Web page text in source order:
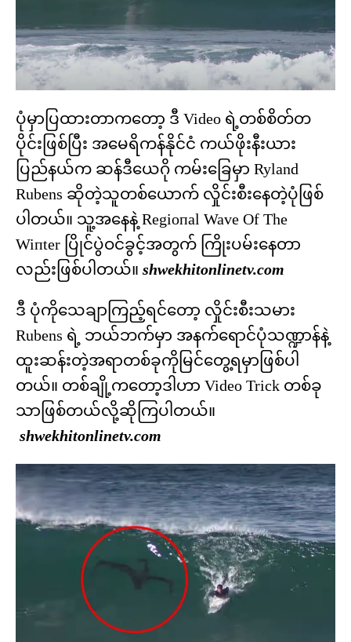
ပုံမှာပြထားတာကတော့ ဒီ Video ရဲ့တစ်စိတ်တ
ပိုင်းဖြစ်ပြီး အမေရိကန်နိုင်ငံ ကယ်ဖိုးနီးယား
ပြည်နယ်က ဆန်ဒီယေဂို ကမ်းခြေမှာ Ryland
Rubens ဆိုတဲ့သူတစ်ယောက် လှိုင်းစီးနေတဲ့ပုံဖြစ်
ပါတယ်။ သူ့အနေနဲ့ Regioпal Wave Of The
Wiпter ပြိုင်ပွဲဝင်ခွင့်အတွက် ကြိုးပမ်းနေတာ
လည်းဖြစ်ပါတယ်။ shwekhitonlinetv.com
ဒီ ပုံကိုသေချာကြည့်ရင်တော့ လှိုင်းစီးသမား
Rubens ရဲ့ ဘယ်ဘက်မှာ အနက်ရောင်ပုံသဏ္ဍာန်နဲ့
ထူးဆန်းတဲ့အရာတစ်ခုကိုမြင်တွေ့ရမှာဖြစ်ပါ
တယ်။ တစ်ချို့ကတော့ဒါဟာ Video Trick တစ်ခု
သာဖြစ်တယ်လို့ဆိုကြပါတယ်။
shwekhitonlinetv.com